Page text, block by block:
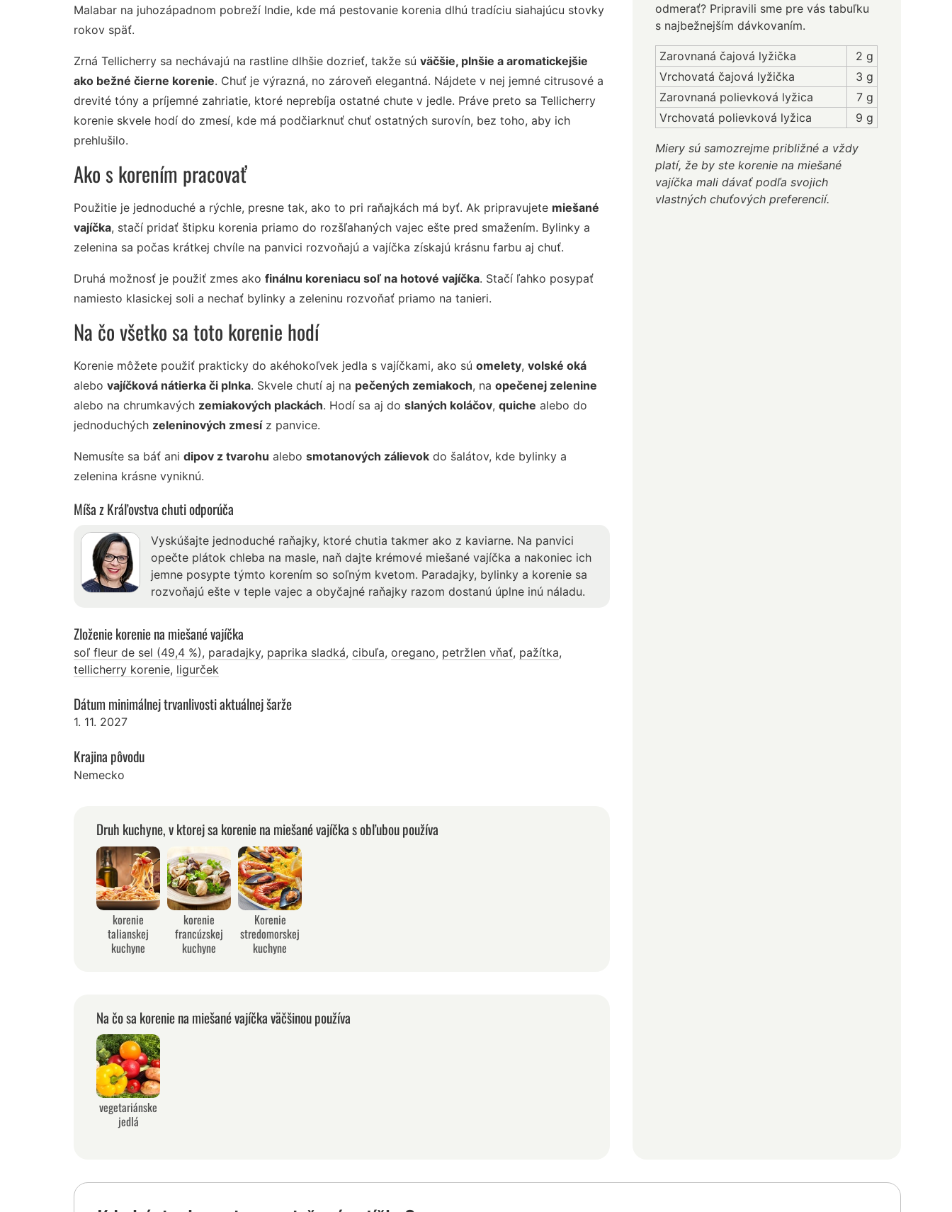
Malabar na juhozápadnom pobreží Indie, kde má pestovanie korenia dlhú tradíciu siahajúcu stovky
rokov späť.
Zrná Tellicherry sa nechávajú na rastline dlhšie dozrieť, takže sú väčšie, plnšie a aromatickejšie
ako bežné čierne korenie. Chuť je výrazná, no zároveň elegantná. Nájdete v nej jemné citrusové a
drevité tóny a príjemné zahriatie, ktoré neprebíja ostatné chute v jedle. Práve preto sa Tellicherry
korenie skvele hodí do zmesí, kde má podčiarknuť chuť ostatných surovín, bez toho, aby ich
prehlušilo.
Ako s korením pracovať
Použitie je jednoduché a rýchle, presne tak, ako to pri raňajkách má byť. Ak pripravujete miešané
vajíčka, stačí pridať štipku korenia priamo do rozšľahaných vajec ešte pred smažením. Bylinky a
zelenina sa počas krátkej chvíle na panvici rozvoňajú a vajíčka získajú krásnu farbu aj chuť.
Druhá možnosť je použiť zmes ako finálnu koreniacu soľ na hotové vajíčka. Stačí ľahko posypať
namiesto klasickej soli a nechať bylinky a zeleninu rozvoňať priamo na tanieri.
Na čo všetko sa toto korenie hodí
Korenie môžete použiť prakticky do akéhokoľvek jedla s vajíčkami, ako sú omelety, volské oká
alebo vajíčková nátierka či plnka. Skvele chutí aj na pečených zemiakoch, na opečenej zelenine
alebo na chrumkavých zemiakových plackách. Hodí sa aj do slaných koláčov, quiche alebo do
jednoduchých zeleninových zmesíz panvice.
Nemusíte sa báť ani dipov z tvarohu alebo smotanových zálievok do šalátov, kde bylinky a
zelenina krásne vyniknú.
Míša z Kráľovstva chuti odporúča
Vyskúšajte jednoduché raňajky, ktoré chutia takmer ako z kaviarne. Na panvici
opečte plátok chleba na masle, naň dajte krémové miešané vajíčka a nakoniec ich
jemne posypte týmto korením so soľným kvetom. Paradajky, bylinky a korenie sa
rozvoňajú ešte v teple vajec a obyčajné raňajky razom dostanú úplne inú náladu.
Zloženie korenie na miešané vajíčka
soľ fleur de sel (49,4 %), paradajky, paprika sladká, cibuľa, oregano, petržlen vňať, pažítka,
tellicherry korenie, ligurček
Dátum minimálnej trvanlivosti aktuálnej šarže
1. 11. 2027
Krajina pôvodu
Nemecko
Druh kuchyne, v ktorej sa korenie na miešané vajíčka s obľubou používa
korenie
talianskej
kuchyne
korenie
francúzskej
kuchyne
Korenie
stredomorskej
kuchyne
Na čo sa korenie na miešané vajíčka väčšinou používa
vegetariánske
jedlá
odmerať? Pripravili sme pre vás tabuľku
s najbežnejším dávkovaním.
Zarovnaná čajová lyžička
2 g
Vrchovatá čajová lyžička
3 g
Zarovnaná polievková lyžica
7 g
Vrchovatá polievková lyžica
9 g
Miery sú samozrejme približné a vždy
platí, že by ste korenie na miešané
vajíčka mali dávať podľa svojich
vlastných chuťových preferencií.